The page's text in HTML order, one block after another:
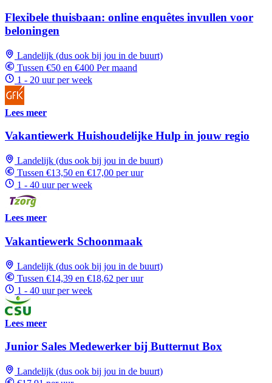
Flexibele thuisbaan: online enquêtes invullen voor
beloningen
Landelijk (dus ook bij jou in de buurt)
Tussen €50 en €400 Per maand
1 - 20 uur per week
Lees meer
Vakantiewerk Huishoudelijke Hulp in jouw regio
Landelijk (dus ook bij jou in de buurt)
Tussen €13,50 en €17,00 per uur
1 - 40 uur per week
Lees meer
Vakantiewerk Schoonmaak
Landelijk (dus ook bij jou in de buurt)
Tussen €14,39 en €18,62 per uur
1 - 40 uur per week
Lees meer
Junior Sales Medewerker bij Butternut Box
Landelijk (dus ook bij jou in de buurt)